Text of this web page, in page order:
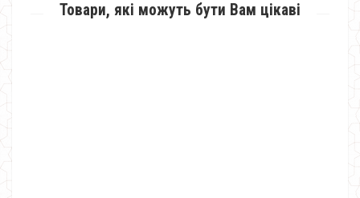
Товари, які можуть бути Вам цікаві